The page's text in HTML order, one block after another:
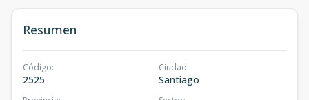
Resumen
Código:
2525
Ciudad:
Santiago